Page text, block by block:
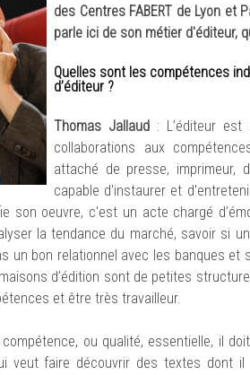
des Centres FABERT de Lyon et
parle ici de son métier d'éditeur,
Quelles sont les compétences
d’éditeur ?
Thomas Jallaud : L’éditeur
collaborations aux
attaché de presse, imprimeur,
capable d'instaurer et
son oeuvre, c'est un acte chargé
la tendance du marché, savoir si
un bon relationnel avec les banques et
d’édition sont de petites
et être très travailleur.
compétence, ou qualité, essentielle, il
veut faire découvrir des textes dont il